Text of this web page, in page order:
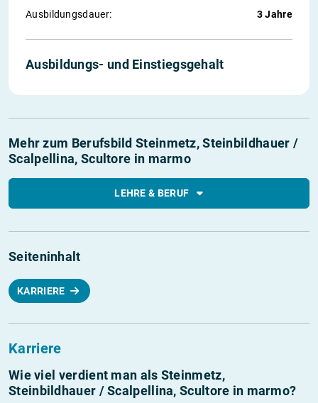
Ausbildungs­dauer:
3 Jahre
Ausbildungs- und Einstiegs­gehalt
Mehr zum Berufsbild Steinmetz, Steinbildhauer /
Scalpellina, Scultore in marmo
LEHRE & BERUF
Seiteninhalt
KARRIERE
Karriere
Wie viel verdient man als Steinmetz,
Steinbildhauer / Scalpellina, Scultore in marmo?